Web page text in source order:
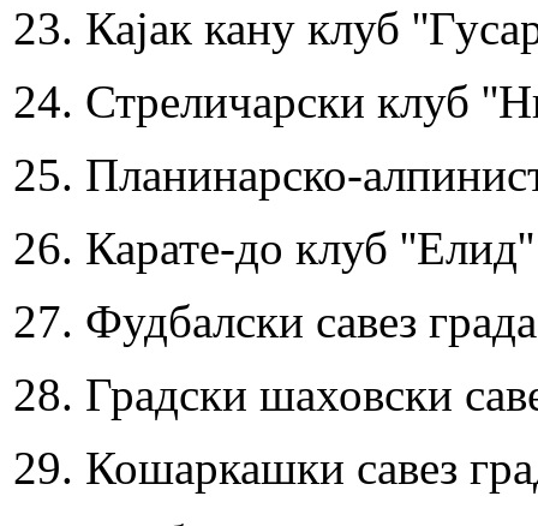
23. Кајак кану клуб
24. Стреличарски клуб
25. Планинарско-
26. Карате-до клуб ''Елид''
27. Фудбалски савез
28. Градски шаховски
29. Кошаркашки савез